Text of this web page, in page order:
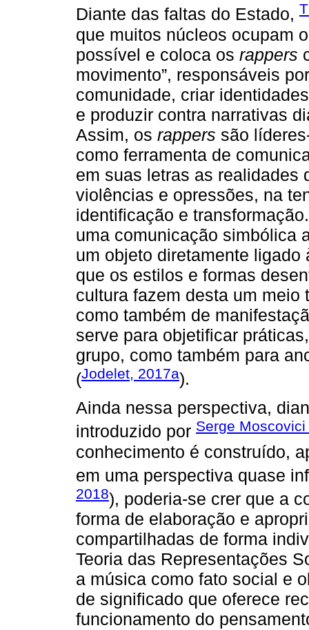
Diante das faltas do Estado,
que muitos núcleos ocupam
possível e coloca os rappers
movimento”, responsáveis
comunidade, criar
e produzir contra narrativas
Assim, os rappers são
como ferramenta de
em suas letras as realidades
violências e opressões, na
identificação e
uma comunicação simbólica
um objeto diretamente
que os estilos e formas
cultura fazem desta um
como também de
serve para objetificar
grupo, como também para
(Jodelet, 2017a).
Ainda nessa perspectiva,
introduzido por Serge
conhecimento é construído,
em uma perspectiva quase
2018), poderia-se crer que a
forma de elaboração e
compartilhadas de forma
Teoria das Representações
a música como fato social e
de significado que oferece
funcionamento do